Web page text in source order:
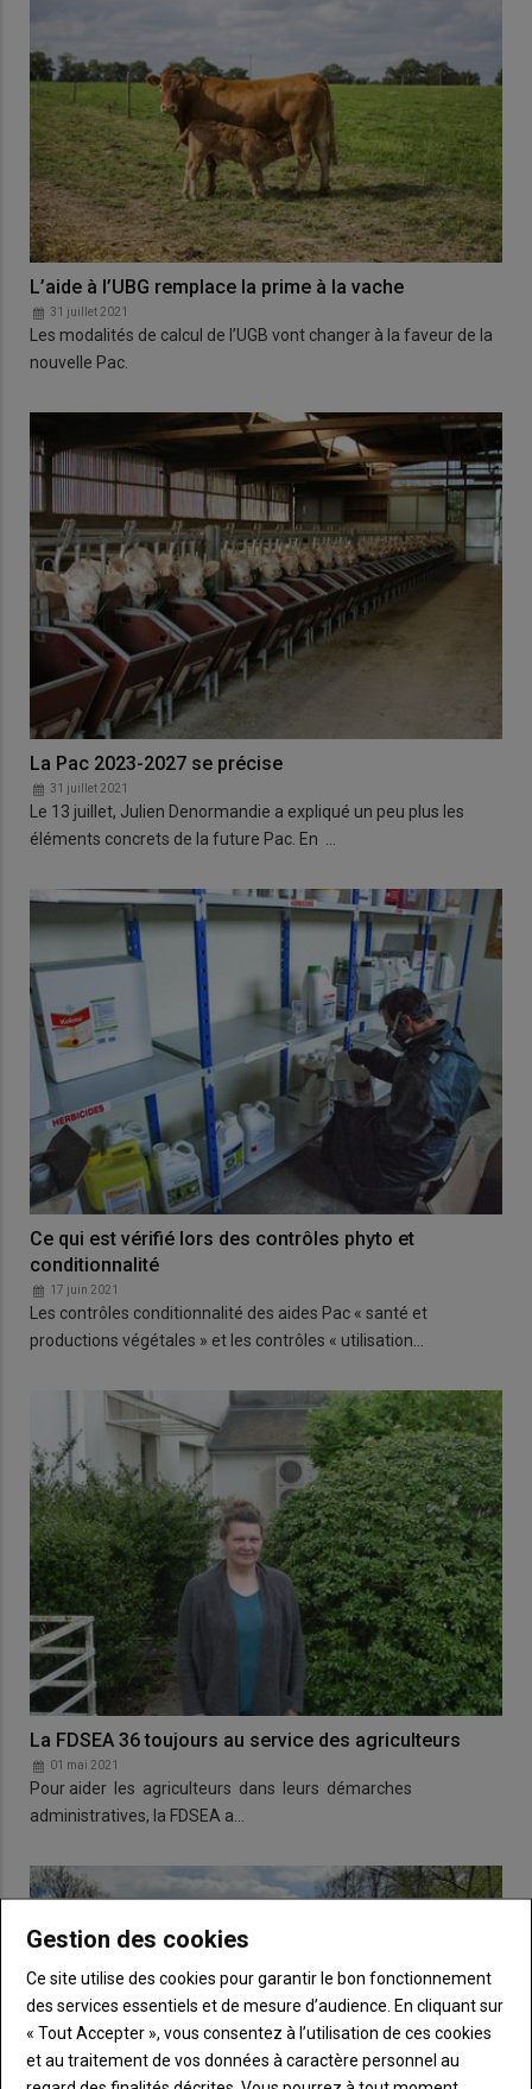
L’aide à l’UBG remplace la prime à la vache
31 juillet 2021
Les modalités de calcul de l’UGB vont changer à la faveur de la
nouvelle Pac.
La Pac 2023-2027 se précise
31 juillet 2021
Le 13 juillet, Julien Denormandie a expliqué un peu plus les
éléments concrets de la future Pac. En …
Ce qui est vérifié lors des contrôles phyto et
conditionnalité
17 juin 2021
Les contrôles conditionnalité des aides Pac « santé et
productions végétales » et les contrôles « utilisation…
La FDSEA 36 toujours au service des agriculteurs
01 mai 2021
Pour aider les agriculteurs dans leurs démarches
administratives, la FDSEA a…
Gestion des cookies
Ce site utilise des cookies pour garantir le bon fonctionnement
des services essentiels et de mesure d’audience. En cliquant sur
« Tout Accepter », vous consentez à l’utilisation de ces cookies
et au traitement de vos données à caractère personnel au